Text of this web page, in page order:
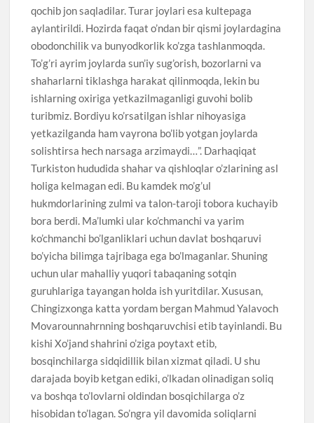
qochib jon saqladilar. Turar joylari esa kultepaga
aylantirildi. Hozirda faqat o’ndan bir qismi joylardagina
obodonchilik va bunyodkorlik ko’zga tashlanmoqda.
To’g’ri ayrim joylarda sun’iy sug’orish, bozorlarni va
shaharlarni tiklashga harakat qilinmoqda, lekin bu
ishlarning oxiriga yetkazilmaganligi guvohi bolib
turibmiz. Bordiyu ko’rsatilgan ishlar nihoyasiga
yetkazilganda ham vayrona bo’lib yotgan joylarda
solishtirsa hech narsaga arzimaydi…”. Darhaqiqat
Turkiston hududida shahar va qishloqlar o’zlarining asl
holiga kelmagan edi. Bu kamdek mo’g’ul
hukmdorlarining zulmi va talon-taroji tobora kuchayib
bora berdi. Ma’lumki ular ko’chmanchi va yarim
ko’chmanchi bo’lganliklari uchun davlat boshqaruvi
bo’yicha bilimga tajribaga ega bo’lmaganlar. Shuning
uchun ular mahalliy yuqori tabaqaning sotqin
guruhlariga tayangan holda ish yuritdilar. Xususan,
Chingizxonga katta yordam bergan Mahmud Yalavoch
Movarounnahrnning boshqaruvchisi etib tayinlandi. Bu
kishi Xo’jand shahrini o’ziga poytaxt etib,
bosqinchilarga sidqidillik bilan xizmat qiladi. U shu
darajada boyib ketgan ediki, o’lkadan olinadigan soliq
va boshqa to’lovlarni oldindan bosqichilarga o’z
hisobidan to’lagan. So’ngra yil davomida soliqlarni